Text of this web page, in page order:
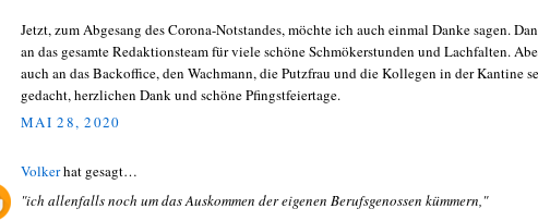
Jetzt, zum Abgesang des Corona-Notstandes, möchte ich auch einmal Danke sagen.
an das gesamte Redaktionsteam für viele schöne Schmökerstunden und Lachfalten.
auch an das Backoffice, den Wachmann, die Putzfrau und die Kollegen in der Kantine
gedacht, herzlichen Dank und schöne Pfingstfeiertage.
MAI 28, 2020
Volkerhat gesagt…
"ich allenfalls noch um das Auskommen der eigenen Berufsgenossen kümmern,"